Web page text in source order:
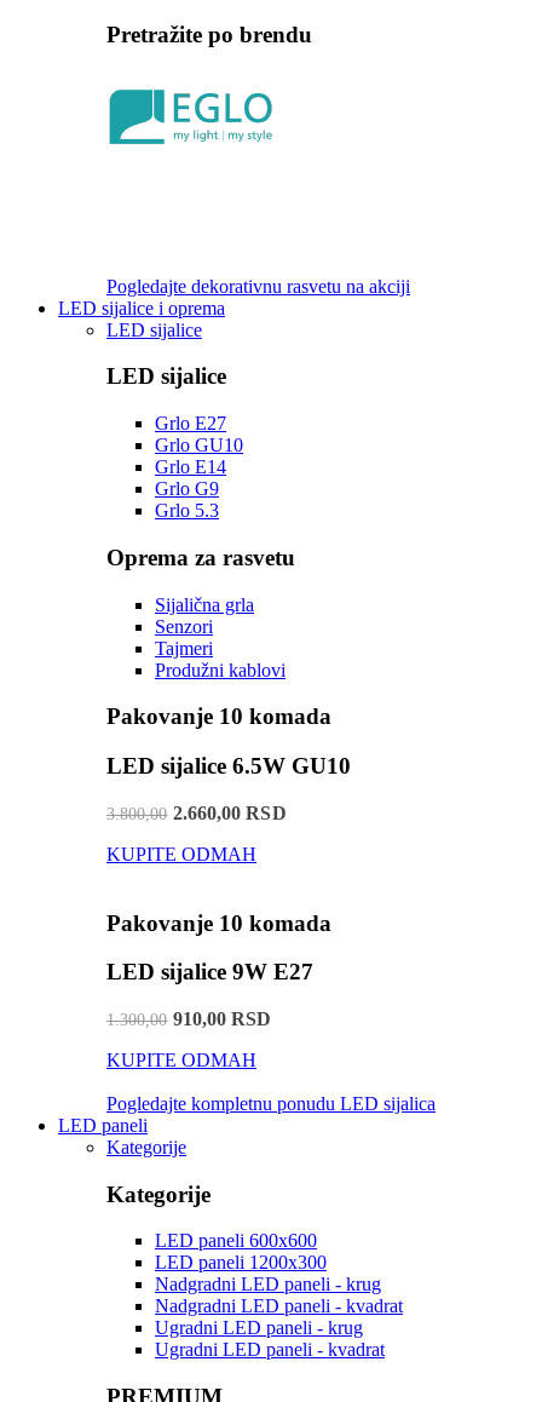
Pretražite po brendu
Pogledajte dekorativnu rasvetu na akciji
LED sijalice i oprema
LED sijalice
LED sijalice
Grlo E27
Grlo GU10
Grlo E14
Grlo G9
Grlo 5.3
Oprema za rasvetu
Sijalična grla
Senzori
Tajmeri
Produžni kablovi
Pakovanje 10 komada
LED sijalice 6.5W GU10
3.800,002.660,00 RSD
KUPITE ODMAH
Pakovanje 10 komada
LED sijalice 9W E27
1.300,00910,00 RSD
KUPITE ODMAH
Pogledajte kompletnu ponudu LED sijalica
LED paneli
Kategorije
Kategorije
LED paneli 600x600
LED paneli 1200x300
Nadgradni LED paneli - krug
Nadgradni LED paneli - kvadrat
Ugradni LED paneli - krug
Ugradni LED paneli - kvadrat
PREMIUM